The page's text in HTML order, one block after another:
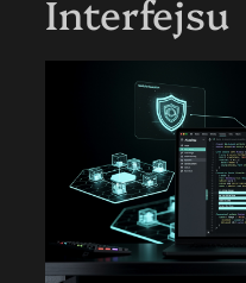
Interfejsu